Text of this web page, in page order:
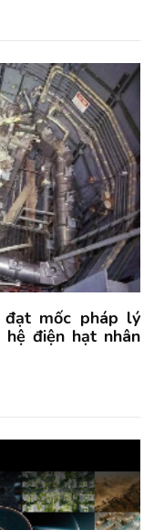
đạt mốc pháp lý
điện hạt nhân